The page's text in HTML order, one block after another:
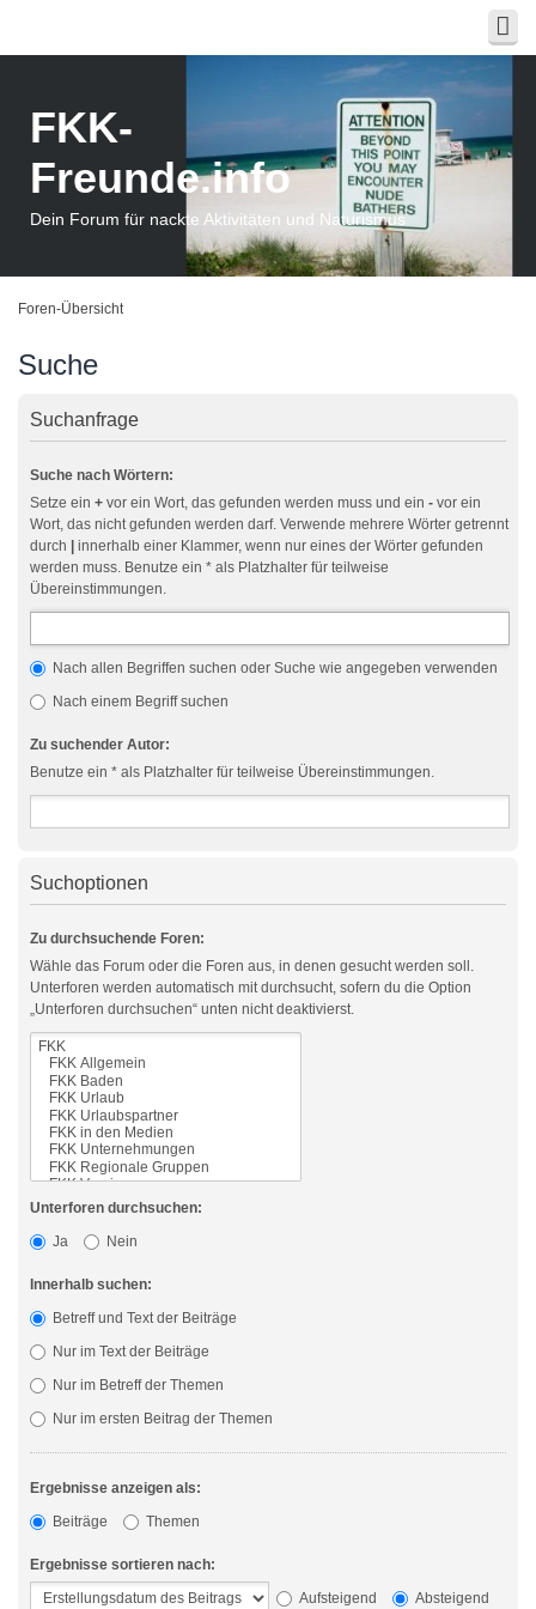
FKK-
Freunde.info
Dein Forum für nackte Aktivitäten und Naturismus
Foren-Übersicht
Suche
Suchanfrage
Suche nach Wörtern:
Setze ein + vor ein Wort, das gefunden werden muss und ein - vor ein
Wort, das nicht gefunden werden darf. Verwende mehrere Wörter getrennt
durch
innerhalb einer Klammer, wenn nur eines der Wörter gefunden
werden muss. Benutze ein * als Platzhalter für teilweise
Übereinstimmungen.
Nach allen Begriffen suchen oder Suche wie angegeben verwenden
Nach einem Begriff suchen
Zu suchender Autor:
Benutze ein * als Platzhalter für teilweise Übereinstimmungen.
Suchoptionen
Zu durchsuchende Foren:
Wähle das Forum oder die Foren aus, in denen gesucht werden soll.
Unterforen werden automatisch mit durchsucht, sofern du die Option
„Unterforen durchsuchen“ unten nicht deaktivierst.
Unterforen durchsuchen:
Ja
Nein
Innerhalb suchen:
Betreff und Text der Beiträge
Nur im Text der Beiträge
Nur im Betreff der Themen
Nur im ersten Beitrag der Themen
Ergebnisse anzeigen als:
Beiträge
Themen
Ergebnisse sortieren nach:
Aufsteigend
Absteigend